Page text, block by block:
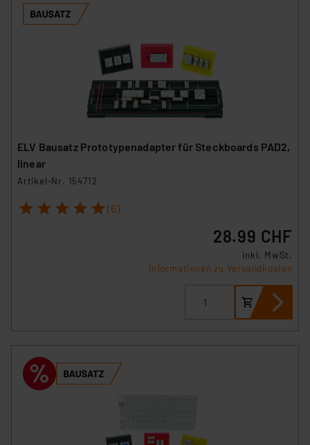
ELV Bausatz Prototypenadapter für Steckboards PAD2,
linear
Artikel-Nr. 154712
1 2 3 4 5 (6)
28.99 CHF
inkl. MwSt.
Informationen zu Versandkosten